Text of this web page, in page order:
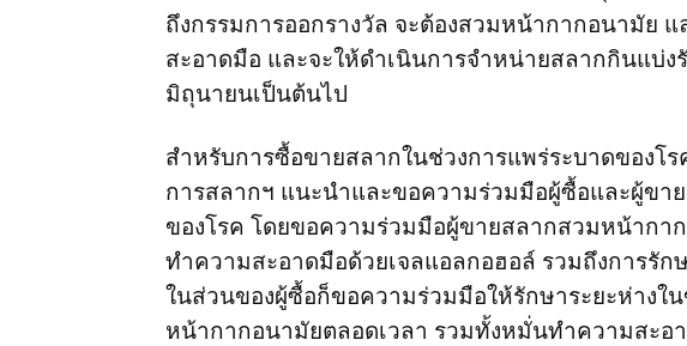
ถึงกรรมการออกรางวัล จะต้องสวมหน้ากากอนามัย
สะอาดมือ และจะให้ดำเนินการจำหน่ายสลากกินแบ่ง
มิถุนายนเป็นต้นไป
สำหรับการซื้อขายสลากในช่วงการแพร่ระบาดของ
การสลากฯ แนะนำและขอความร่วมมือผู้ซื้อและผู้ขา
ของโรค โดยขอความร่วมมือผู้ขายสลากสวมหน้ากา
ทำความสะอาดมือด้วยเจลแอลกอฮอล์ รวมถึงการรัก
ในส่วนของผู้ซื้อก็ขอความร่วมมือให้รักษาระยะห่างใ
หน้ากากอนามัยตลอดเวลา รวมทั้งหมั่นทำความสะอ